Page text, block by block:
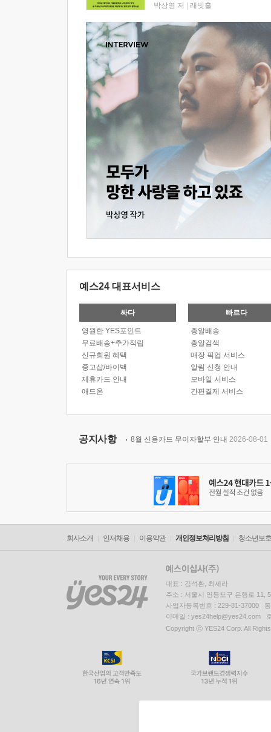
박상영 저 래빗홀
예스24 대표서비스
싸다
영원한 YES포인트
무료배송+추가적립
신규회원 혜택
중고샵/바이백
제휴카드 안내
애드온
빠르다
총알배송
총알검색
매장 픽업 서비스
알림 신청 안내
모바일 서비스
간편결제 서비스
공지사항 8월 신용카드 무이자할부 안내 2026-08-01
회사소개 인재채용 이용약관 개인정보처리방침 청소년보
대표 : 김석환, 최세라
주소 : 서울시 영등포구 은행로 11,
사업자등록번호 : 229-81-37000
이메일 : yes24help@yes24.com
Copyright ⓒ YES24 Corp. All